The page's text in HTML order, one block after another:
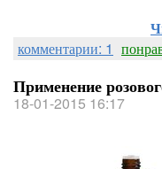
комментарии: 1
Применение
18-01-2015 16:17